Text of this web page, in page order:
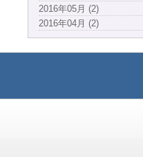
2016年05月 (2)
2016年04月 (2)